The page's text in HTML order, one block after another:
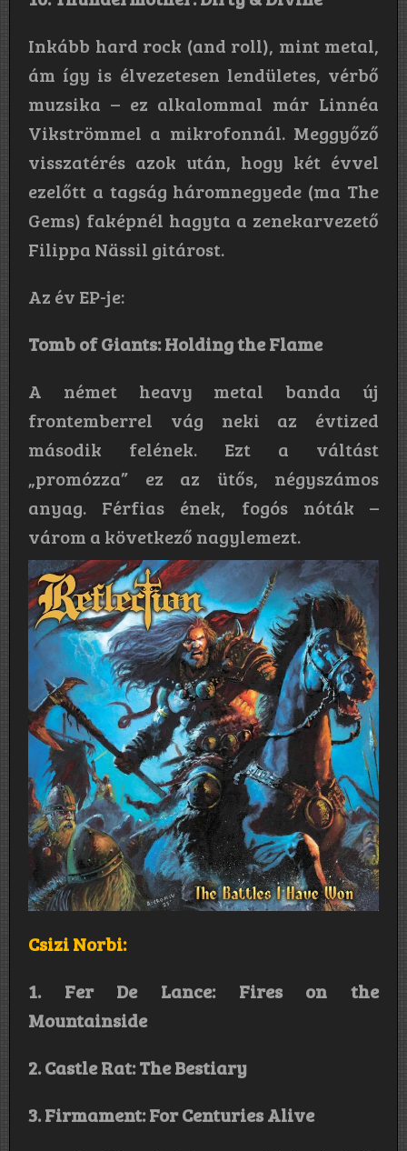
Inkább hard rock (and roll), mint metal,
ám így is élvezetesen lendületes, vérbő
muzsika – ez alkalommal már Linnéa
Vikströmmel a mikrofonnál. Meggyőző
visszatérés azok után, hogy két évvel
ezelőtt a tagság háromnegyede (ma The
Gems) faképnél hagyta a zenekarvezető
Filippa Nässil gitárost.
Az év EP-je:
Tomb of Giants: Holding the Flame
A német heavy metal banda új
frontemberrel vág neki az évtized
második felének. Ezt a váltást
„promózza” ez az ütős, négyszámos
anyag. Férfias ének, fogós nóták –
várom a következő nagylemezt.
Csizi Norbi:
1. Fer De Lance: Fires on the
Mountainside
2. Castle Rat: The Bestiary
3. Firmament: For Centuries Alive